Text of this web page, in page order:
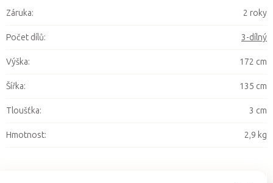
Záruka: 2 roky
Počet dílů: 3-dílný
Výška: 172 cm
Šířka: 135 cm
Tloušťka: 3 cm
Hmotnost: 2,9 kg